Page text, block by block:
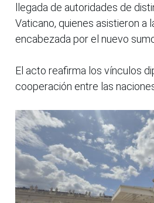
llegada de autoridades de
Vaticano, quienes asistieron a
encabezada por el nuevo
El acto reafirma los vínculos
cooperación entre las